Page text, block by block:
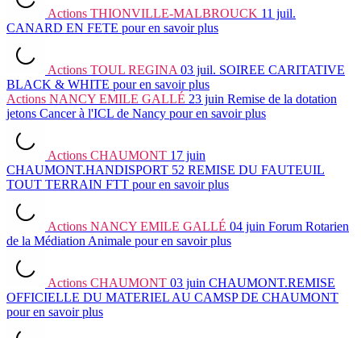
Actions THIONVILLE-MALBROUCK 11 juil.
CANARD EN FETE pour en savoir plus
Actions TOUL REGINA 03 juil. SOIREE CARITATIVE
BLACK & WHITE pour en savoir plus
Actions NANCY EMILE GALLÉ 23 juin Remise de la dotation
jetons Cancer à l'ICL de Nancy pour en savoir plus
Actions CHAUMONT 17 juin
CHAUMONT.HANDISPORT 52 REMISE DU FAUTEUIL
TOUT TERRAIN FTT pour en savoir plus
Actions NANCY EMILE GALLÉ 04 juin Forum Rotarien
de la Médiation Animale pour en savoir plus
Actions CHAUMONT 03 juin CHAUMONT.REMISE
OFFICIELLE DU MATERIEL AU CAMSP DE CHAUMONT
pour en savoir plus